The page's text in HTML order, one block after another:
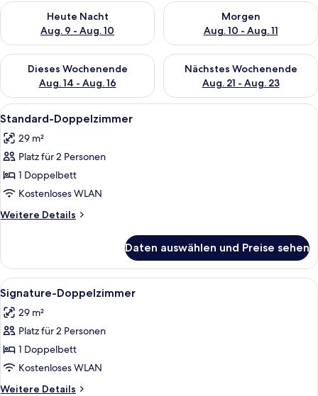
Heute Nacht
Aug. 9 - Aug. 10
Überprüfe die Verfügbarkeit für heute Nacht, Aug. 9 - Aug.
Morgen
Aug. 10 - Aug. 11
Überprüfe die Verfügbarkeit
Dieses Wochenende
Aug. 14 - Aug. 16
Überprüfe die Verfügbarkeit für dieses Wochenende, Aug. 14
Nächstes Wochenende
Aug. 21 - Aug. 23
Überprüfe die Verfügbarkeit
Alle
Fotos
für
Standard-
Doppelzimmer
anzeigen
Ein modernes Hotelzimmer mit
7
Standard-Doppelzimmer
29 m²
Platz für 2 Personen
1 Doppelbett
Kostenloses WLAN
Weitere Details
Weitere
Doppelzimmer
Daten auswählen und Preise sehen
Alle
Fotos
für
Signature-
Doppelzimmer
anzeigen
Ein Hotelzimmer mit einem Bett,
5
Signature-Doppelzimmer
29 m²
Platz für 2 Personen
1 Doppelbett
Kostenloses WLAN
Weitere Details
Weitere